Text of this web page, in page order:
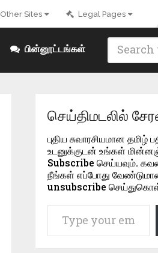
Other Sites Legal Pages
பின்னூட்டங்கள்
செய்திமடலில்
புதிய சுவாரசியமான தமிழ்
உடனுக்குடன் உங்கள்
Subscribe செய்யவும்.
நீங்கள் எப்போது
unsubscribe
Type your email…